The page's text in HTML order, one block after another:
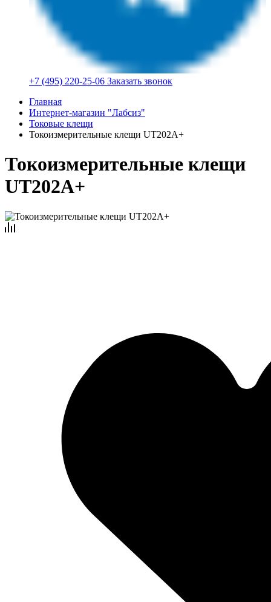
+7 (495) 220-25-06 Заказать звонок
Главная
Интернет-магазин "Лабсиз"
Токовые клещи
Токоизмерительные клещи UT202A+
Токоизмерительные клещи
UT202A+